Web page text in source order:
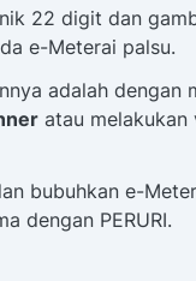
22 digit dan
e-Meterai palsu.
adalah dengan
atau melakukan
bubuhkan e-
dengan PERURI.